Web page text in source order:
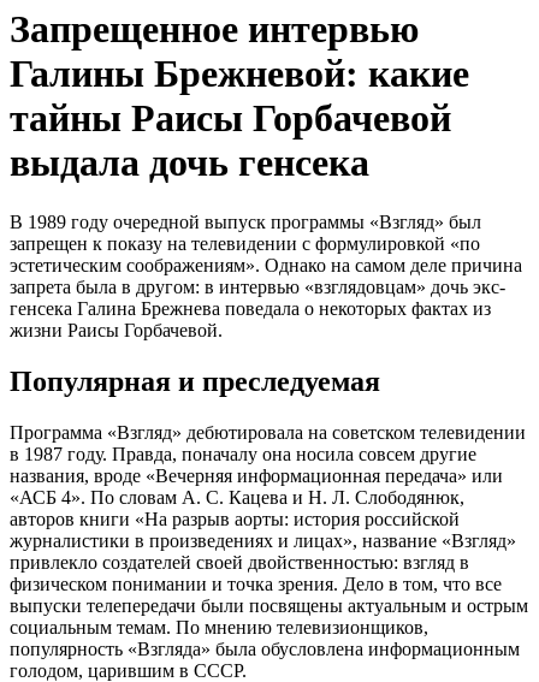
Запрещенное интервью
Галины Брежневой: какие
тайны Раисы Горбачевой
выдала дочь генсека
В 1989 году очередной выпуск программы «Взгляд» был
запрещен к показу на телевидении с формулировкой «по
эстетическим соображениям». Однако на самом деле причина
запрета была в другом: в интервью «взглядовцам» дочь экс-
генсека Галина Брежнева поведала о некоторых фактах из
жизни Раисы Горбачевой.
Популярная и преследуемая
Программа «Взгляд» дебютировала на советском телевидении
в 1987 году. Правда, поначалу она носила совсем другие
названия, вроде «Вечерняя информационная передача» или
«АСБ 4». По словам А. С. Кацева и Н. Л. Слободянюк,
авторов книги «На разрыв аорты: история российской
журналистики в произведениях и лицах», название «Взгляд»
привлекло создателей своей двойственностью: взгляд в
физическом понимании и точка зрения. Дело в том, что все
выпуски телепередачи были посвящены актуальным и острым
социальным темам. По мнению телевизионщиков,
популярность «Взгляда» была обусловлена информационным
голодом, царившим в СССР.